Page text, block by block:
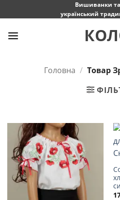
Вишиванки
український
Головна / Товар